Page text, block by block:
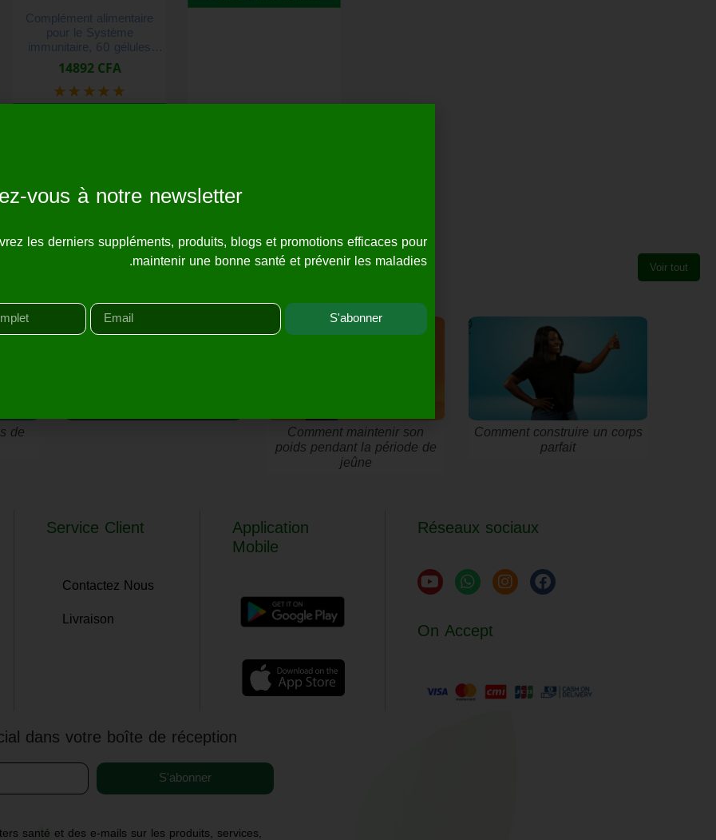
Complément alimentaire
pour le Système
immunitaire, 60 gélules
végétales.
14892 CFA
★★★★★
voir plus
Voir tout
de Comment maintenir son
poids pendant la période de
jeûne
Comment construire un corps
parfait
Service Client
Contactez Nous
Livraison
Application
Mobile
Réseaux sociaux
On Accept
dans votre boîte de réception
S'abonner
santé et des e-mails sur les produits, services,
vous à notre newsletter
les derniers suppléments, produits, blogs et promotions efficaces pour
maintenir une bonne santé et prévenir les maladies.
S'abonner